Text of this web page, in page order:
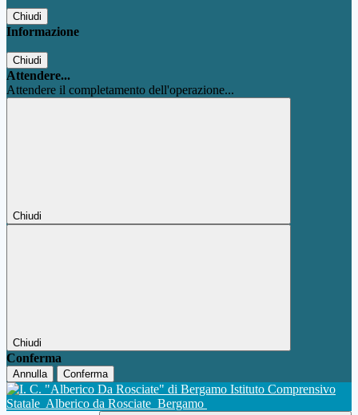
Chiudi
Informazione
Chiudi
Attendere...
Attendere il completamento dell'operazione...
Chiudi
Chiudi
Conferma
Annulla Conferma
Istituto Comprensivo
Statale Alberico da Rosciate Bergamo